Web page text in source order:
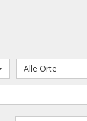
Alle Orte